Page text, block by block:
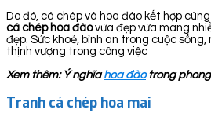
Do đó, cá chép và hoa đào kết hợp
cá chép hoa đàovừa đẹp vừa mang
đẹp. Sức khoẻ, bình an trong cuộc
thịnh vượng trong công việc
Xem thêm: Ý nghĩahoa đàotrong
Tranh cá chép hoa mai